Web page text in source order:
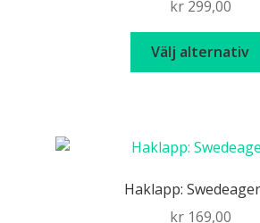
kr299,00
Välj alternativ
Haklapp:
kr169,00